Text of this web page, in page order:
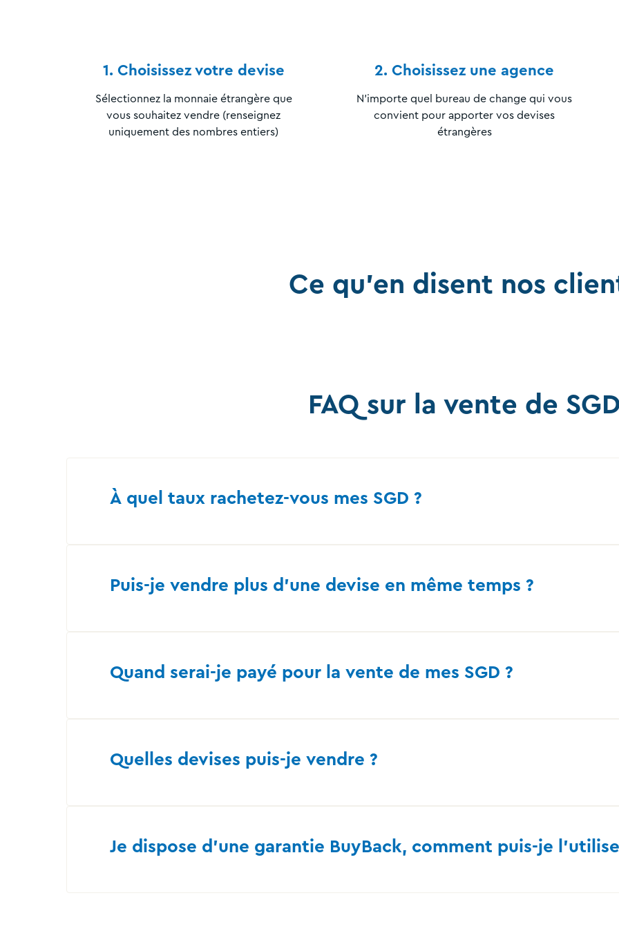
1. Choisissez votre devise
Sélectionnez la monnaie étrangère que
vous souhaitez vendre (renseignez
uniquement des nombres entiers)
2. Choisissez une agence
N’importe quel bureau de change qui vous
convient pour apporter vos devises
étrangères
Ce qu'en disent nos
FAQ sur la vente de
À quel taux rachetez-vous mes SGD ?
Puis-je vendre plus d’une devise en même temps ?
Quand serai-je payé pour la vente de mes SGD ?
Quelles devises puis-je vendre ?
Je dispose d’une garantie BuyBack, comment puis-je